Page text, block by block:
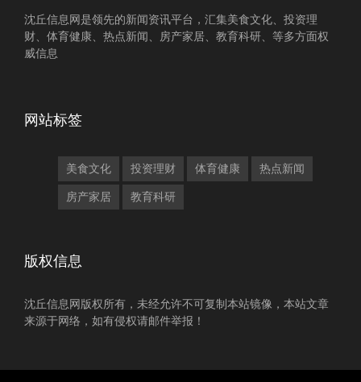
沈丘信息网是领先的新闻资讯平台，汇集美食文化、投资理
财、体育健康、热点新闻、房产家居、教育科研、等多方面权
威信息
网站标签
美食文化 投资理财 体育健康 热点新闻
房产家居 教育科研
版权信息
沈丘信息网版权所有，未经允许不可复制本站镜像，本站文章
来源于网络，如有侵权请邮件举报！